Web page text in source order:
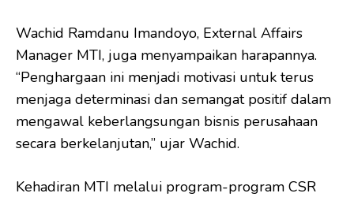
Wachid Ramdanu Imandoyo, External Affairs
Manager MTI, juga menyampaikan harapannya.
“Penghargaan ini menjadi motivasi untuk terus
menjaga determinasi dan semangat positif dalam
mengawal keberlangsungan bisnis perusahaan
secara berkelanjutan,” ujar Wachid.
Kehadiran MTI melalui program-program CSR